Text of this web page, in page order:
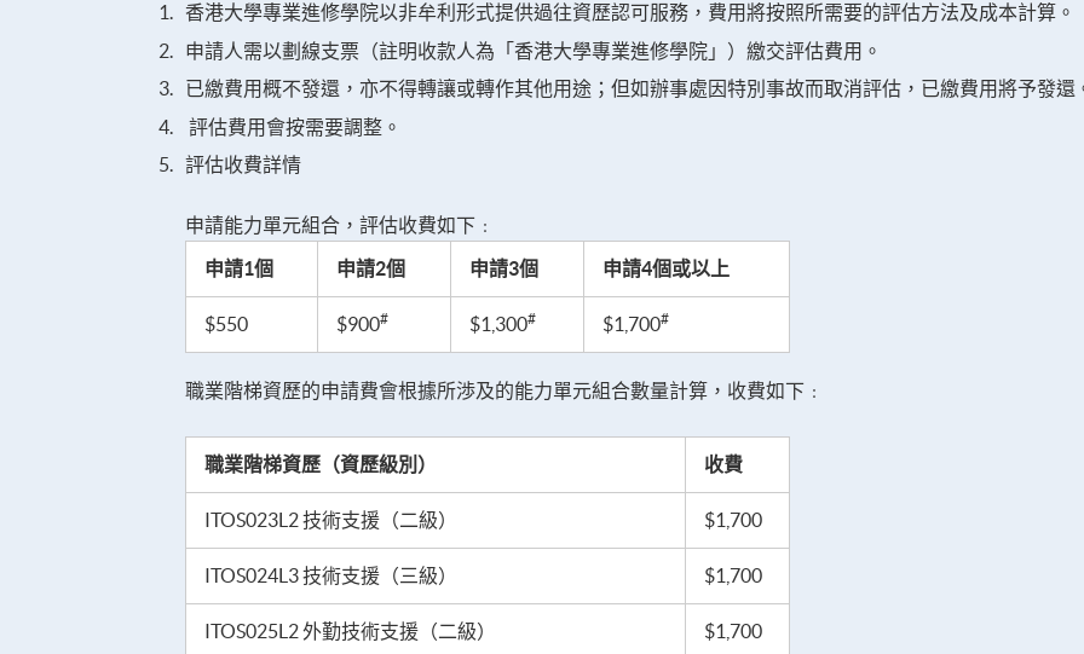
香港大學專業進修學院以非牟利形式提供過往資歷認可服務，費用將按照所需要的評估方法及成本計算。
申請人需以劃線支票（註明收款人為「香港大學專業進修學院」）繳交評估費用。
已繳費用概不發還，亦不得轉讓或轉作其他用途；但如辦事處因特別事故而取消評估，已繳費用將予發還
評估費用會按需要調整。
評估收費詳情
申請能力單元組合，評估收費如下﹕
申請1個
申請2個 申請3個 申請4個或以上
$550 $900# $1,300# $1,700#
職業階梯資歷的申請費會根據所渉及的能力單元組合數量計算，收費如下﹕
職業階梯資歷（資歷級別） 收費
ITOS023L2 技術支援（二級） $1,700
ITOS024L3 技術支援（三級） $1,700
ITOS025L2 外勤技術支援（二級） $1,700